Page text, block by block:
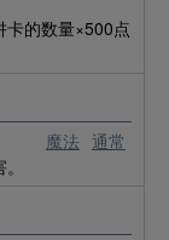
卡的数量×500点
魔法 通常